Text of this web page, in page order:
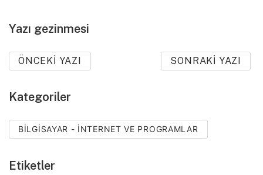
Yazı gezinmesi
ÖNCEKI YAZI SONRAKI YAZI
Kategoriler
BILGISAYAR - İNTERNET VE PROGRAMLAR
Etiketler